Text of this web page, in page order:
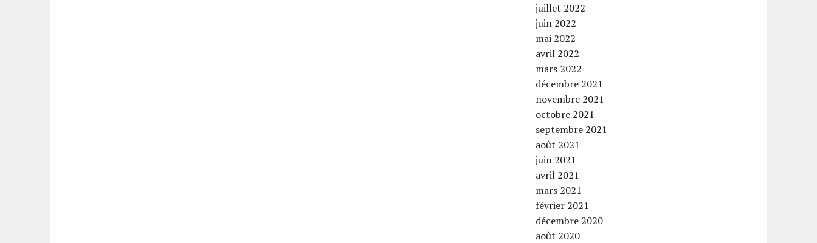
juillet 2022
juin 2022
mai 2022
avril 2022
mars 2022
décembre 2021
novembre 2021
octobre 2021
septembre 2021
août 2021
juin 2021
avril 2021
mars 2021
février 2021
décembre 2020
août 2020